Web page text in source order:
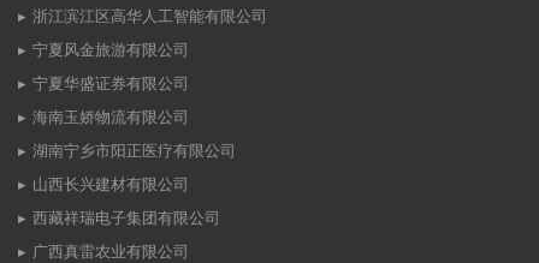
浙江滨江区高华人工智能有限公司
宁夏风金旅游有限公司
宁夏华盛证券有限公司
海南玉娇物流有限公司
湖南宁乡市阳正医疗有限公司
山西长兴建材有限公司
西藏祥瑞电子集团有限公司
广西真雷农业有限公司